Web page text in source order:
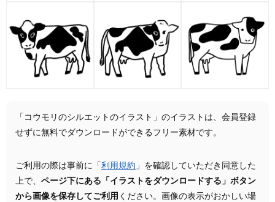
「コウモリのシルエットのイラスト」のイラストは、会員登録
せずに無料でダウンロードができるフリー素材です。
ご利用の際は事前に「 利用規約 」を確認していただき同意した
上で、 ページ下にある「イラストをダウンロードする」ボタン
から画像を保存してご利用 ください。画像の表示がおかしい場